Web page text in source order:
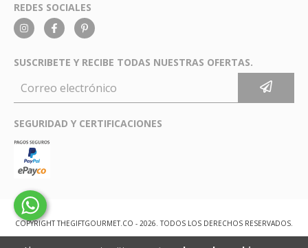
REDES SOCIALES
SUSCRIBETE Y RECIBE TODAS NUESTRAS OFERTAS.
SEGURIDAD Y CERTIFICACIONES
COPYRIGHT THEGIFTGOURMET.CO - 2026. TODOS LOS DERECHOS RESERVADOS.